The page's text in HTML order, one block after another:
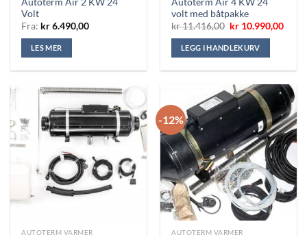
Volt
Fra: kr6.490,00
LES MER
volt med båtpakke
kr11.416,00 Opprinnelig
var:
kr 11.416,00.
kr 10.990,00
LEGG I HANDLEKURV
AUTOTERM VARMER
-12%
AUTOTERM VARMER